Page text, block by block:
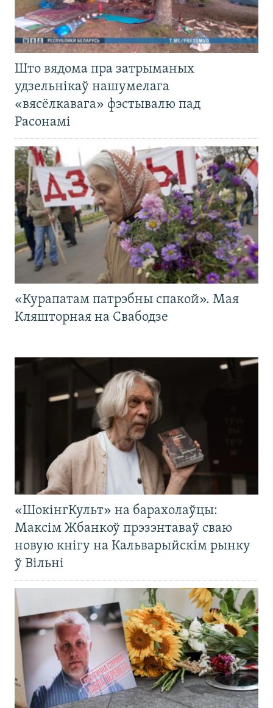
Што вядома пра затрыманых
удзельнікаў нашумелага
«вясёлкавага» фэстывалю пад
Расонамі
«Курапатам патрэбны спакой». Мая
Кляшторная на Свабодзе
«ШокінгКульт» на барахолаўцы:
Максім Жбанкоў прэзэнтаваў сваю
новую кнігу на Кальварыйскім рынку
ў Вільні